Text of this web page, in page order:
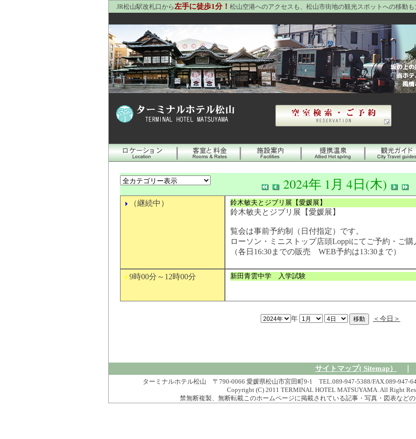
JR松山駅改札口から左手に徒歩1分！ 松山空港へのアクセスも、松山市街地の観光スポットへの移動
2024年 1月 4日(木)
（継続中） 鈴木敏夫とジブリ展【愛媛展】
鈴木敏夫とジブリ展【愛媛展】
覧会は事前予約制（日付指定）です。
ローソン・ミニストップ店頭Loppiにてご予約・ご購
（各日16:30までの販売 WEB予約は13:30まで）
9時00分～12時00分 新田青雲中学 入学試験
年 ＜今日＞
サイトマップ( Sitemap）
ターミナルホテル松山 〒790-0066 愛媛県松山市宮田町9-1 TEL.089-947-5388/FAX.089-947-
Copyright (C) 2011 TERMINAL HOTEL MATSUYAMA. All Right
禁無断複製、無断転載このホームページに掲載されている記事・写真・図表などの